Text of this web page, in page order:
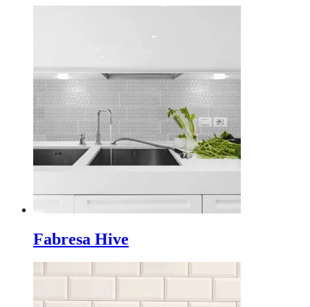
Fabresa Hive